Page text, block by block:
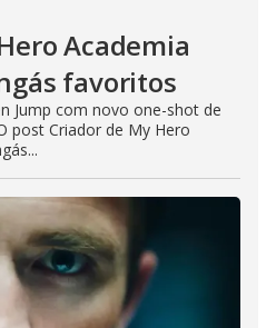
Academia
favoritos
Jump com novo one-shot de
post Criador de My Hero